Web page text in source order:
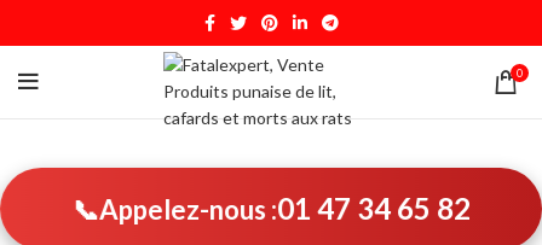
0
📞Appelez-nous :01 47 34 65 82